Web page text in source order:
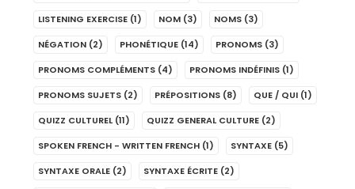
LISTENING EXERCISE (1) NOM (3) NOMS (3)
NÉGATION (2) PHONÉTIQUE (14) PRONOMS (3)
PRONOMS COMPLÉMENTS (4) PRONOMS INDÉFINIS (1)
PRONOMS SUJETS (2) PRÉPOSITIONS (8) QUE / QUI (1)
QUIZZ CULTUREL (11) QUIZZ GENERAL CULTURE (2)
SPOKEN FRENCH - WRITTEN FRENCH (1) SYNTAXE (5)
SYNTAXE ORALE (2) SYNTAXE ÉCRITE (2)